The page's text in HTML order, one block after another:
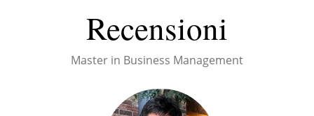
Recensioni
Master in Business Management